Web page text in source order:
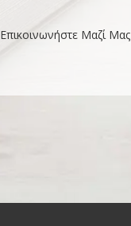
Επικοινωνήστε Μαζί Μας